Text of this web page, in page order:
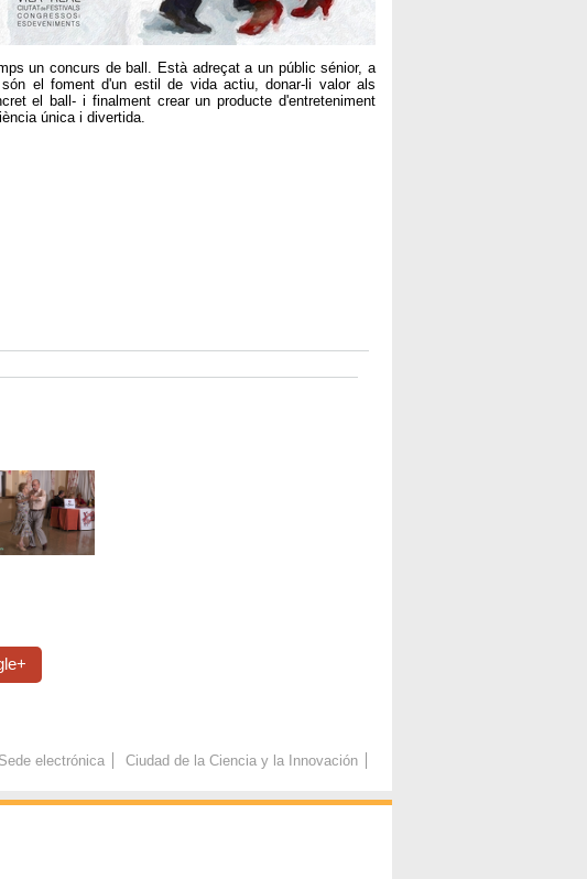
un concurs de ball. Està adreçat a un públic sénior, a
el foment d'un estil de vida actiu, donar-li valor als
el ball- i finalment crear un producte d'entreteniment
única i divertida.
Sede electrónica Ciudad de la Ciencia y la Innovación